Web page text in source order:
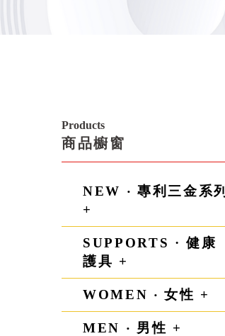
Products
商品櫥窗
NEW ‧ 專利三金系列
+
SUPPORTS · 健康
護具 +
WOMEN ‧ 女性 +
MEN ‧ 男性 +